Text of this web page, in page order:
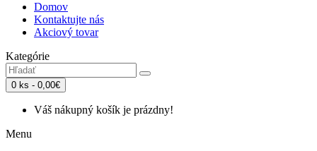
Domov
Kontaktujte nás
Akciový tovar
Kategórie
0 ks - 0,00€
Váš nákupný košík je prázdny!
Menu